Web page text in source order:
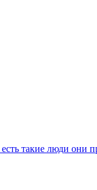
такие люди они